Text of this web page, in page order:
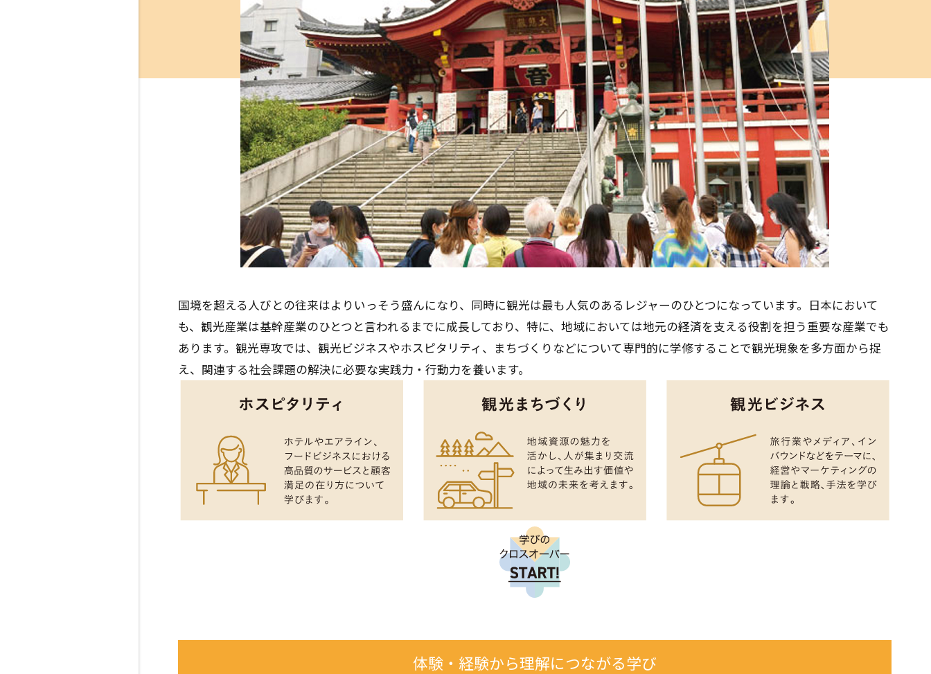
国境を超える人びとの往来はよりいっそう盛んになり、同時に観光は最も人気のあるレジャーのひとつになっています。日本において
も、観光産業は基幹産業のひとつと言われるまでに成長しており、特に、地域においては地元の経済を支える役割を担う重要な産業でも
あります。観光専攻では、観光ビジネスやホスピタリティ、まちづくりなどについて専門的に学修することで観光現象を多方面から捉
え、関連する社会課題の解決に必要な実践力・行動力を養います。
体験・経験から理解につながる学び